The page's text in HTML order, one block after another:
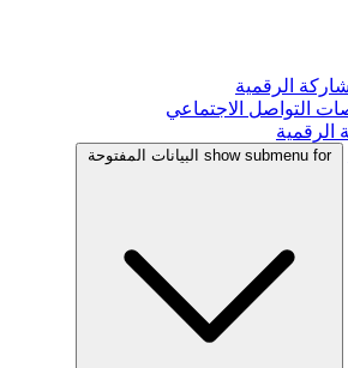
الرقمية
التواصل الاجتماعي
الرقمية
show submenu for البيانات المفتوحة